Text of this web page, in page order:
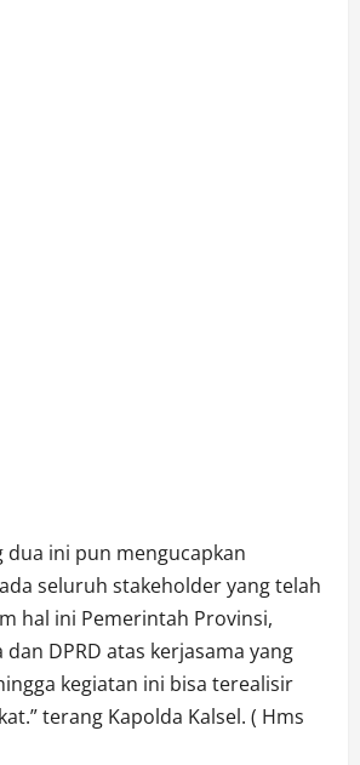
dua ini pun mengucapkan
seluruh stakeholder yang telah
hal ini Pemerintah Provinsi,
DPRD atas kerjasama yang
kegiatan ini bisa terealisir
terang Kapolda Kalsel. ( Hms